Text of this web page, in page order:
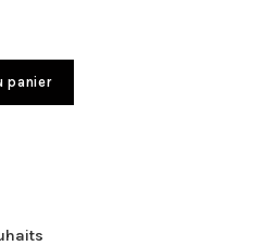
panier